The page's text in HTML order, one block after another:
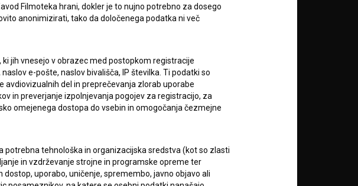
in dajemsoglasje za
osebnih podatkov.
Sledite nam na:
RSS novice
Filmoteka hrani, dokler je to nujno potrebno za dosego
anonimizirati, tako da določenega podatka ni več
jih vnesejo v obrazec med postopkom registracije
e-pošte, naslov bivališča, IP številka. Ti podatki so
del in preprečevanja zlorab uporabe
in preverjanje izpolnjevanja pogojev za registracijo, za
omejenega dostopa do vsebin in omogočanja čezmejne
tehnološka in organizacijska sredstva (kot so zlasti
in vzdrževanje strojne in programske opreme ter
uporabo, uničenje, spremembo, javno objavo ali